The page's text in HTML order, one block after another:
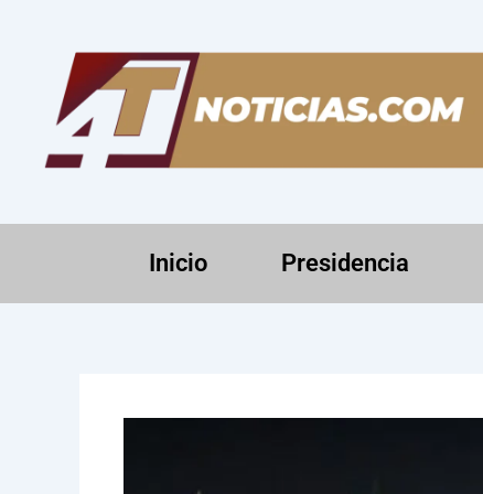
contenido
Inicio Presidencia